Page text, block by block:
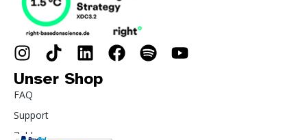
Unser Shop
FAQ
Support
Zahlung